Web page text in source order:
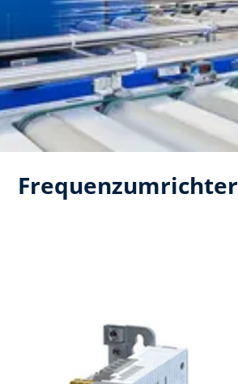
Frequenzumrichter